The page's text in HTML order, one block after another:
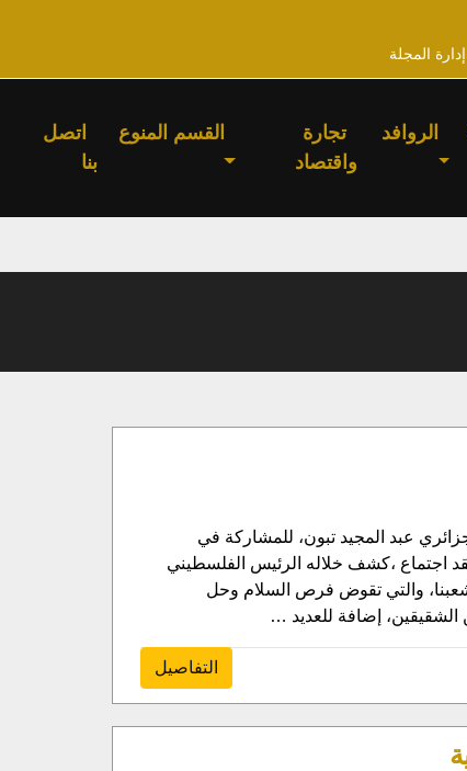
المجلة
الروافد
تجارة
واقتصاد
القسم المنوع
اتصل
بنا
عبد المجيد تبون، للمشاركة في
وفور لقاء الرئيسان،تم عقد اجتماع ،كشف خلاله الرئيس الفلسطيني
شعبنا، والتي تقوض فرص السلام وحل
الشقيقين، إضافة للعديد …
التفاصيل